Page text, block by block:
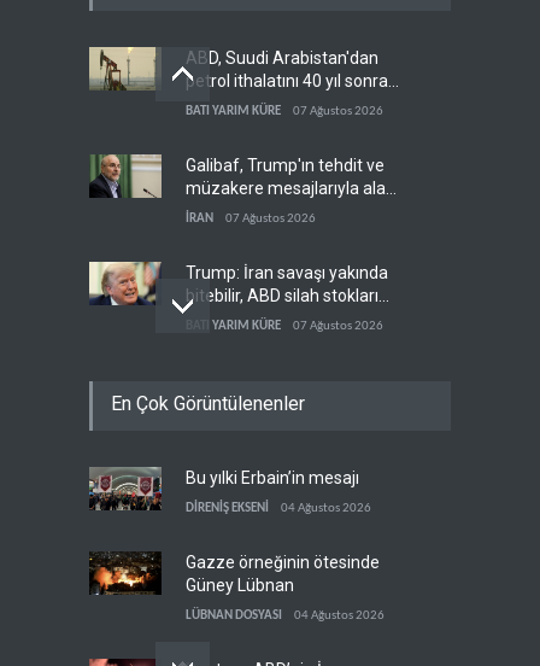
ABD, Suudi Arabistan'dan
petrol ithalatını 40 yıl sonra
ilk kez durdurdu
BATI YARIM KÜRE 07 Ağustos 2026
Galibaf, Trump'ın tehdit ve
müzakere mesajlarıyla alay
etti
İRAN 07 Ağustos 2026
Trump: İran savaşı yakında
bitebilir, ABD silah stokları
zorlanıyor
BATI YARIM KÜRE 07 Ağustos 2026
yerine askeri üs projesi
İsrail ordusunda helikopter
krizi
En Çok Görüntülenenler
Bu yılki Erbain’in mesajı
DİRENİŞ EKSENİ 04 Ağustos 2026
Gazze örneğinin ötesinde
Güney Lübnan
LÜBNAN DOSYASI 04 Ağustos 2026